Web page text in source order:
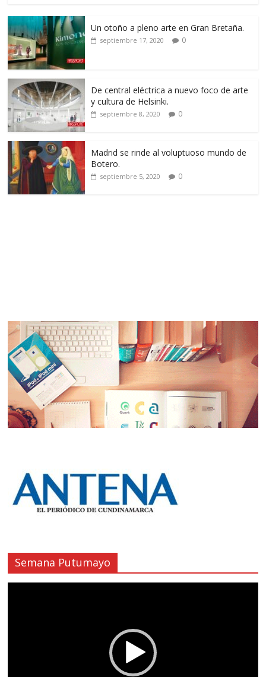
Un otoño a pleno arte en Gran Bretaña.
septiembre 17, 2020 0
De central eléctrica a nuevo foco de arte
y cultura de Helsinki.
septiembre 8, 2020 0
Madrid se rinde al voluptuoso mundo de
Botero.
septiembre 5, 2020 0
Semana Putumayo